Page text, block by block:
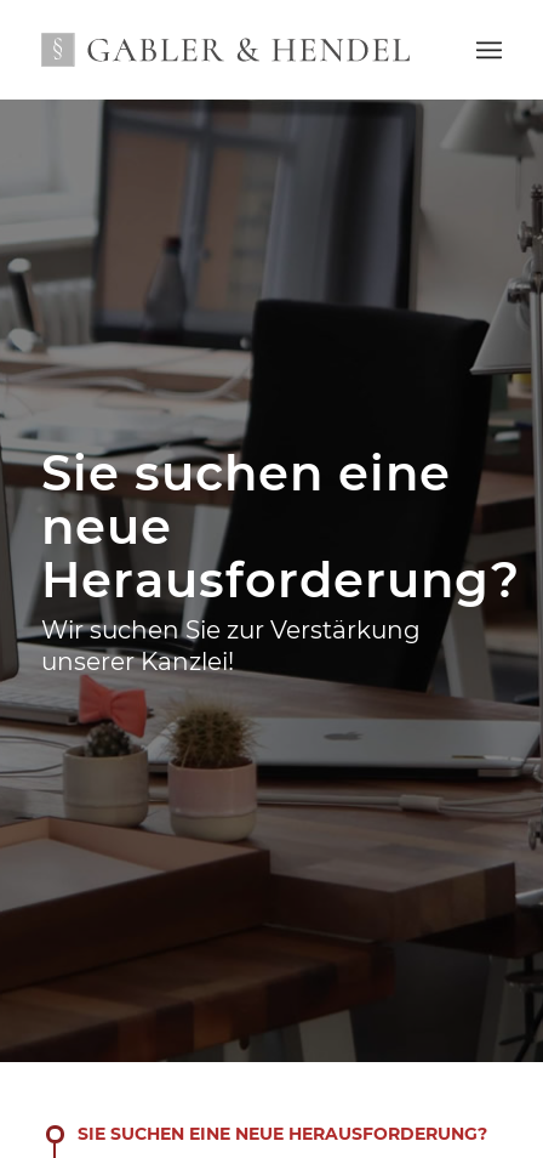
Sie suchen eine
neue
Herausforderung?
Wir suchen Sie zur Verstärkung
unserer Kanzlei!
SIE SUCHEN EINE NEUE HERAUSFORDERUNG?